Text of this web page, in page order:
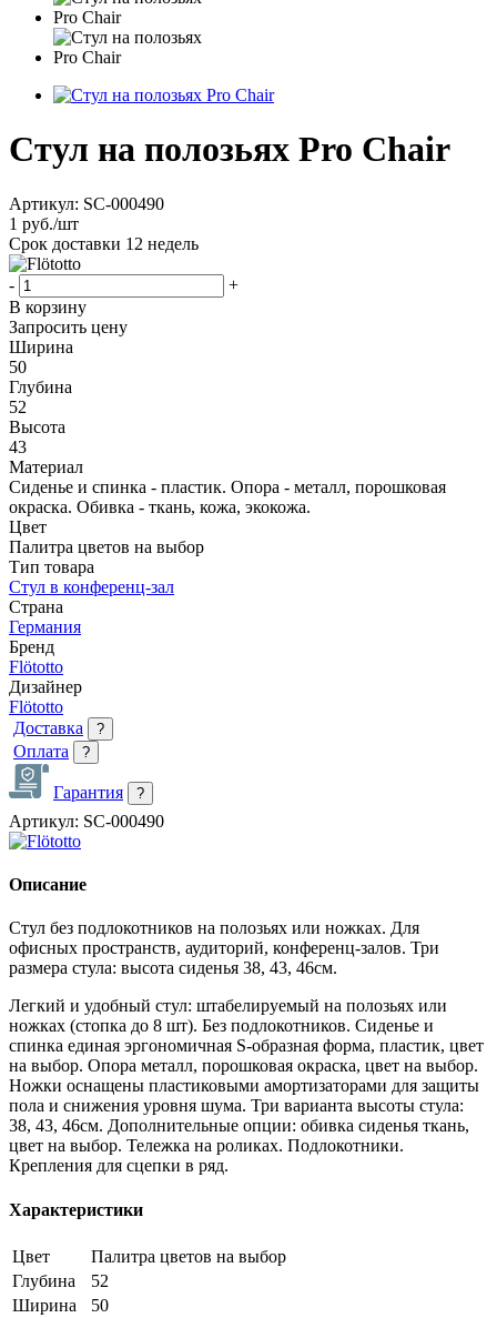
Стул на полозьях Pro Chair
Артикул: SC-000490
1 руб./шт
Срок доставки 12 недель
-
+
В корзину
Запросить цену
Ширина
50
Глубина
52
Высота
43
Материал
Сиденье и спинка - пластик. Опора - металл, порошковая
окраска. Обивка - ткань, кожа, экокожа.
Цвет
Палитра цветов на выбор
Тип товара
Стул в конференц-зал
Страна
Германия
Бренд
Flötotto
Дизайнер
Flötotto
Доставка
?
Оплата ?
Гарантия ?
Артикул: SC-000490
Описание
Стул без подлокотников на полозьях или ножках. Для
офисных пространств, аудиторий, конференц-залов. Три
размера стула: высота сиденья 38, 43, 46см.
Легкий и удобный стул: штабелируемый на полозьях или
ножках (стопка до 8 шт). Без подлокотников. Сиденье и
спинка единая эргономичная S-образная форма, пластик, цвет
на выбор. Опора металл, порошковая окраска, цвет на выбор.
Ножки оснащены пластиковыми амортизаторами для защиты
пола и снижения уровня шума. Три варианта высоты стула:
38, 43, 46см. Дополнительные опции: обивка сиденья ткань,
цвет на выбор. Тележка на роликах. Подлокотники.
Крепления для сцепки в ряд.
Характеристики
Цвет
Палитра цветов на выбор
Глубина
52
Ширина
50